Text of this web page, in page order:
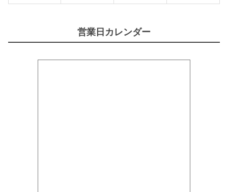
営業日カレンダー